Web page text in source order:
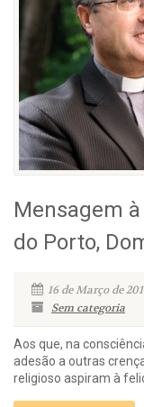
Mensagem
do Porto,
16 de Março de
Sem categoria
Aos que, na
adesão a outras
religioso aspiram à